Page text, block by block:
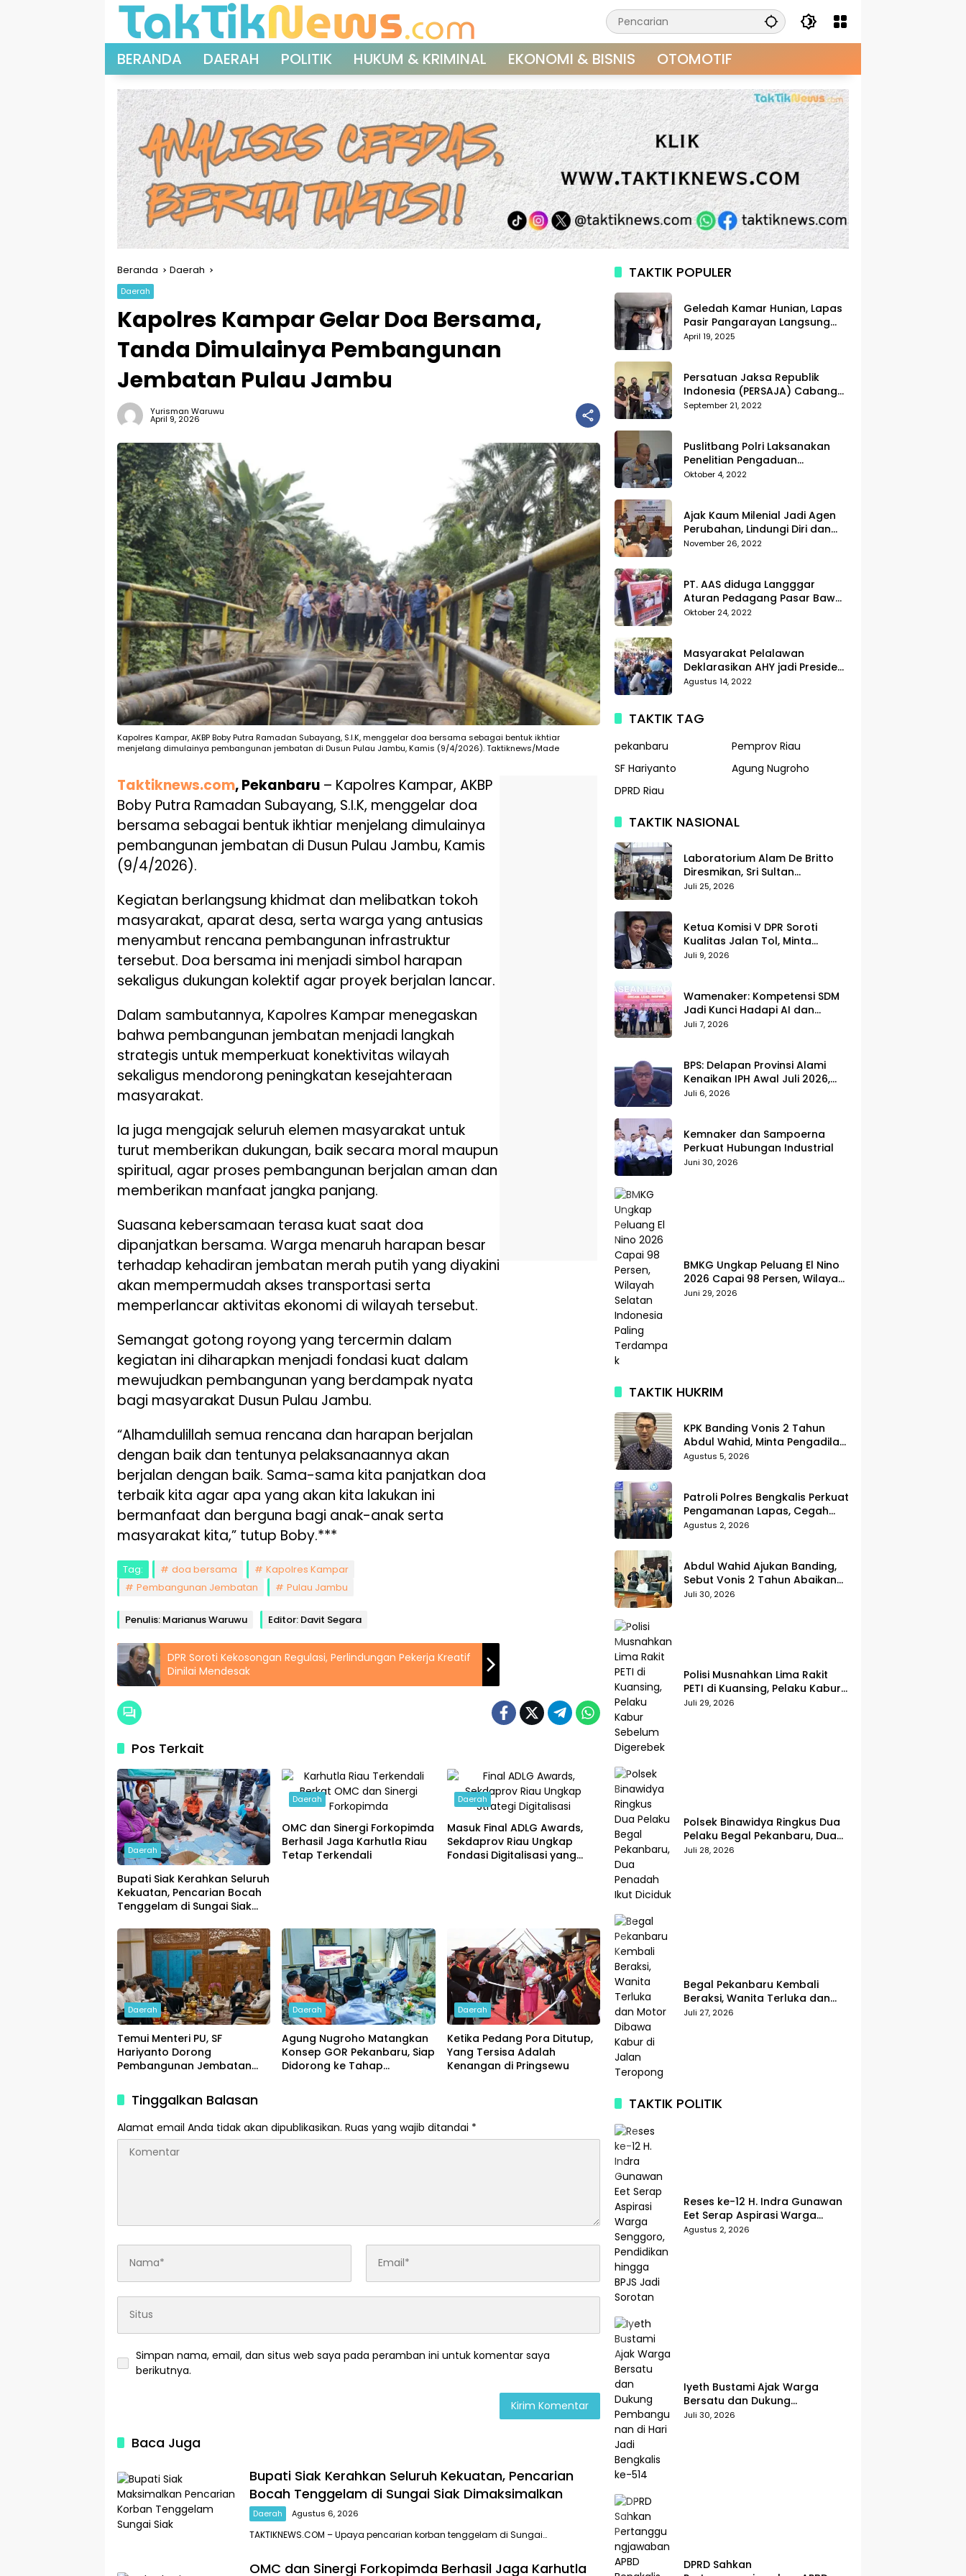
BERANDA DAERAH POLITIK HUKUM & KRIMINAL EKONOMI & BISNIS OTOMOTIF
Beranda Daerah
Daerah
Kapolres Kampar Gelar Doa Bersama,
Tanda Dimulainya Pembangunan
Jembatan Pulau Jambu
Yurisman Waruwu
April 9, 2026
Kapolres Kampar, AKBP Boby Putra Ramadan Subayang, S.I.K, menggelar doa bersama sebagai bentuk ikhtiar
menjelang dimulainya pembangunan jembatan di Dusun Pulau Jambu, Kamis (9/4/2026). Taktiknews/Made
Taktiknews.com, Pekanbaru – Kapolres Kampar, AKBP
Boby Putra Ramadan Subayang, S.I.K, menggelar doa
bersama sebagai bentuk ikhtiar menjelang dimulainya
pembangunan jembatan di Dusun Pulau Jambu, Kamis
(9/4/2026).
Kegiatan berlangsung khidmat dan melibatkan tokoh
masyarakat, aparat desa, serta warga yang antusias
menyambut rencana pembangunan infrastruktur
tersebut. Doa bersama ini menjadi simbol harapan
sekaligus dukungan kolektif agar proyek berjalan lancar.
Dalam sambutannya, Kapolres Kampar menegaskan
bahwa pembangunan jembatan menjadi langkah
strategis untuk memperkuat konektivitas wilayah
sekaligus mendorong peningkatan kesejahteraan
masyarakat.
Ia juga mengajak seluruh elemen masyarakat untuk
turut memberikan dukungan, baik secara moral maupun
spiritual, agar proses pembangunan berjalan aman dan
memberikan manfaat jangka panjang.
Suasana kebersamaan terasa kuat saat doa
dipanjatkan bersama. Warga menaruh harapan besar
terhadap kehadiran jembatan merah putih yang diyakini
akan mempermudah akses transportasi serta
memperlancar aktivitas ekonomi di wilayah tersebut.
Semangat gotong royong yang tercermin dalam
kegiatan ini diharapkan menjadi fondasi kuat dalam
mewujudkan pembangunan yang berdampak nyata
bagi masyarakat Dusun Pulau Jambu.
“Alhamdulillah semua rencana dan harapan berjalan
dengan baik dan tentunya pelaksanaannya akan
berjalan dengan baik. Sama-sama kita panjatkan doa
terbaik kita agar apa yang akan kita lakukan ini
bermanfaat dan berguna bagi anak-anak serta
masyarakat kita,” tutup Boby.***
Tag: doa bersama
Kapolres Kampar
Pembangunan Jembatan
Pulau Jambu
Penulis: Marianus Waruwu Editor: Davit Segara
DPR Soroti Kekosongan Regulasi, Perlindungan Pekerja Kreatif
Dinilai Mendesak
Pos Terkait
Daerah
Bupati Siak Kerahkan Seluruh
Kekuatan, Pencarian Bocah
Tenggelam di Sungai Siak
Daerah
OMC dan Sinergi Forkopimda
Berhasil Jaga Karhutla Riau
Tetap Terkendali
Daerah
Masuk Final ADLG Awards,
Sekdaprov Riau Ungkap
Fondasi Digitalisasi yang
Daerah
Temui Menteri PU, SF
Hariyanto Dorong
Pembangunan Jembatan
Sakti
Daerah
Agung Nugroho Matangkan
Konsep GOR Pekanbaru, Siap
Didorong ke Tahap
Daerah
Ketika Pedang Pora Ditutup,
Yang Tersisa Adalah
Kenangan di Pringsewu
Tinggalkan Balasan
Alamat email Anda tidak akan dipublikasikan. Ruas yang wajib ditandai *
Simpan nama, email, dan situs web saya pada peramban ini untuk komentar saya
berikutnya.
Baca Juga
Bupati Siak Kerahkan Seluruh Kekuatan, Pencarian
Bocah Tenggelam di Sungai Siak Dimaksimalkan
Daerah Agustus 6, 2026
TAKTIKNEWS.COM – Upaya pencarian korban tenggelam di Sungai…
OMC dan Sinergi Forkopimda Berhasil Jaga Karhutla
TAKTIK POPULER
Geledah Kamar Hunian, Lapas
Pasir Pangarayan Langsung
Musnahkan Hasil Temuan
April 19, 2025
Persatuan Jaksa Republik
Indonesia (PERSAJA) Cabang
Kejaksaan Negeri Tanggamus
September 21, 2022
Puslitbang Polri Laksanakan
Penelitian Pengaduan
Masyarakat (Dumas) Guna
Oktober 4, 2022
Ajak Kaum Milenial Jadi Agen
Perubahan, Lindungi Diri dan
Sekitar dari Kekerasan
November 26, 2022
PT. AAS diduga Langggar
Aturan Pedagang Pasar Bawah
Geruduk Kantor DPRD
Oktober 24, 2022
Masyarakat Pelalawan
Deklarasikan AHY jadi Presiden
dalam Gerak Jalan Santai
Agustus 14, 2022
TAKTIK TAG
pekanbaru
Pemprov Riau
SF Hariyanto
Agung Nugroho
DPRD Riau
TAKTIK NASIONAL
Laboratorium Alam De Britto
Diresmikan, Sri Sultan
Tegaskan Pendidikan Harus
Juli 25, 2026
Ketua Komisi V DPR Soroti
Kualitas Jalan Tol, Minta
Standar Pelayanan Diperketat
Juli 9, 2026
Wamenaker: Kompetensi SDM
Jadi Kunci Hadapi AI dan
Transformasi Dunia Kerja
Juli 7, 2026
BPS: Delapan Provinsi Alami
Kenaikan IPH Awal Juli 2026,
Cabai Merah dan Beras Jadi
Juli 6, 2026
Kemnaker dan Sampoerna
Perkuat Hubungan Industrial
Juni 30, 2026
BMKG Ungkap Peluang El Nino
2026 Capai 98 Persen, Wilayah
Selatan Indonesia Paling
Juni 29, 2026
TAKTIK HUKRIM
KPK Banding Vonis 2 Tahun
Abdul Wahid, Minta Pengadilan
Tinggi Uji Kembali Putusan
Agustus 5, 2026
Patroli Polres Bengkalis Perkuat
Pengamanan Lapas, Cegah
Gangguan Kamtib Sejak Dini
Agustus 2, 2026
Abdul Wahid Ajukan Banding,
Sebut Vonis 2 Tahun Abaikan
Fakta Persidangan
Juli 30, 2026
Polisi Musnahkan Lima Rakit
PETI di Kuansing, Pelaku Kabur
Sebelum Digerebek
Juli 29, 2026
Polsek Binawidya Ringkus Dua
Pelaku Begal Pekanbaru, Dua
Penadah Ikut Diciduk
Juli 28, 2026
Begal Pekanbaru Kembali
Beraksi, Wanita Terluka dan
Motor Dibawa Kabur di Jalan
Juli 27, 2026
TAKTIK POLITIK
Reses ke-12 H. Indra Gunawan
Eet Serap Aspirasi Warga
Senggoro, Pendidikan hingga
Agustus 2, 2026
Iyeth Bustami Ajak Warga
Bersatu dan Dukung
Pembangunan di Hari Jadi
Juli 30, 2026
DPRD Sahkan